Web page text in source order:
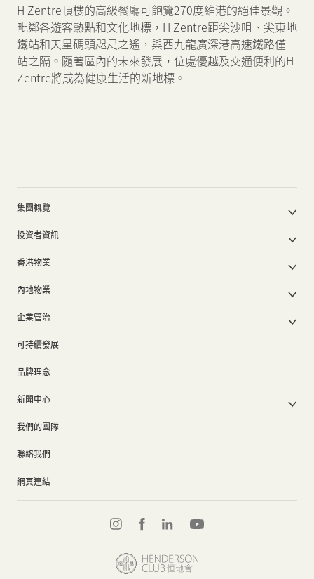
H Zentre頂樓的高級餐廳可飽覽270度維港的絕佳景觀。
毗鄰各遊客熱點和文化地標，H Zentre距尖沙咀、尖東地
鐵站和天星碼頭咫尺之遙，與西九龍廣深港高速鐵路僅一
站之隔。隨著區內的未來發展，位處優越及交通便利的H
Zentre將成為健康生活的新地標。
集團概覽
集團架構
我們的創辦人
50周年
內地業務
物業相關業務
獎項及榮譽
投資者資訊
股東週年大會文件
中期報告/年報及可持續發展報告
以電子方式發布公司通訊之安排
證券變動報表
香港物業
其他物業
香港出租物業
內地物業
內地出租物業
過去主要發展項目
企業管治
集團政策
可持續發展
品牌理念
新聞中心
集團消息
我們的團隊
聯絡我們
網頁連結